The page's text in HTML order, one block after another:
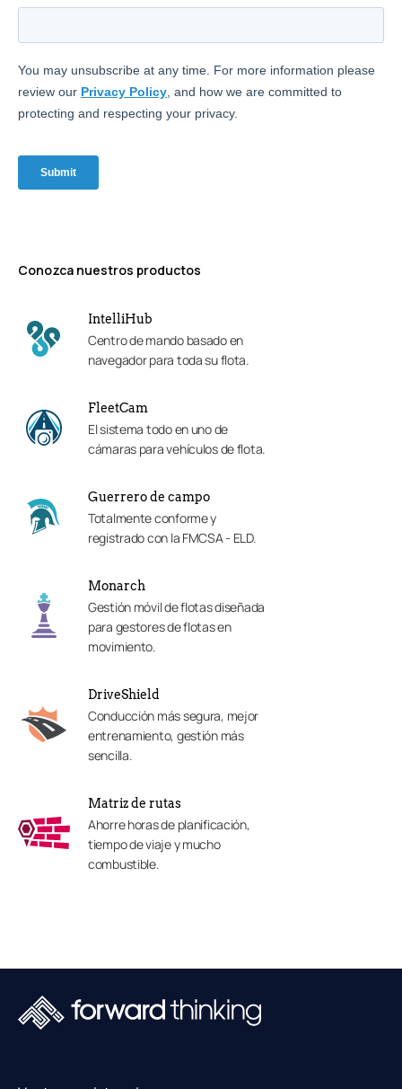
Conozca nuestros productos
IntelliHub
Centro de mando basado en
navegador para toda su flota.
FleetCam
El sistema todo en uno de
cámaras para vehículos de flota.
Guerrero de campo
Totalmente conforme y
registrado con la FMCSA - ELD.
Monarch
Gestión móvil de flotas diseñada
para gestores de flotas en
movimiento.
DriveShield
Conducción más segura, mejor
entrenamiento, gestión más
sencilla.
Matriz de rutas
Ahorre horas de planificación,
tiempo de viaje y mucho
combustible.